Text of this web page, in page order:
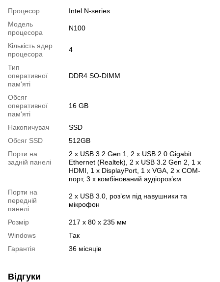
Процесор
Intel N-series
Модель
процесора
N100
Кількість ядер
процесора
4
Тип
оперативної
пам'яті
DDR4 SO-DIMM
Обсяг
оперативної
пам'яті
16 GB
Накопичувач
SSD
Обсяг SSD
512GB
Порти на
задній панелі
2 х USB 3.2 Gen 1, 2 х USB 2.0 Gigabit
Ethernet (Realtek), 2 х USB 3.2 Gen 2, 1 х
HDMI, 1 х DisplayPort, 1 х VGA, 2 х COM-
порт, 3 х комбінований аудіороз’єм
Порти на
передній
панелі
2 х USB 3.0, роз’єм під навушники та
мікрофон
Розмір
217 x 80 x 235 мм
Windows
Так
Гарантія
36 місяців
Відгуки